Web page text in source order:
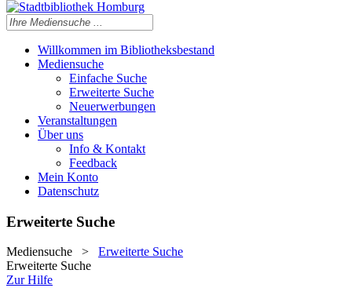
Willkommen im Bibliotheksbestand
Mediensuche
Einfache Suche
Erweiterte Suche
Neuerwerbungen
Veranstaltungen
Über uns
Info & Kontakt
Feedback
Mein Konto
Datenschutz
Erweiterte Suche
Mediensuche > Erweiterte Suche
Erweiterte Suche
Zur Hilfe